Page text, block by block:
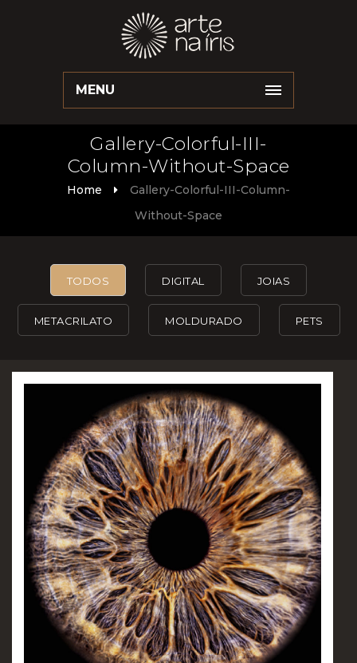
MENU
Gallery-Colorful-III-
Column-Without-Space
Home
Gallery-Colorful-III-Column-
Without-Space
TODOS DIGITAL JOIAS
METACRILATO MOLDURADO PETS